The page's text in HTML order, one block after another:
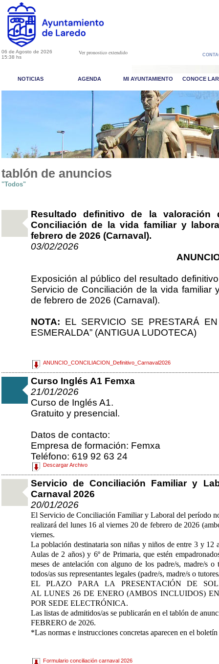
06 de Agosto de 2026
15:38 hs
Ver pronostico extendido
NOTICIAS AGENDA MI AYUNTAMIENTO CONOCE
tablón de anuncios
"Todos"
Resultado definitivo de la
Conciliación de la vida familiar y
febrero de 2026 (Carnaval).
03/02/2026
Exposición al público del resultado
Servicio de Conciliación de la vida familiar
de febrero de 2026 (Carnaval).
NOTA: EL SERVICIO SE PRESTARÁ
ESMERALDA” (ANTIGUA LUDOTECA)
ANUNCIO_CONCILIACION_Definitivo_Carnaval2026
Curso Inglés A1 Femxa
21/01/2026
Curso de Inglés A1.
Gratuito y presencial.
Datos de contacto:
Empresa de formación: Femxa
Teléfono: 619 92 63 24
Descargar Archivo
Servicio de Conciliación Familiar y
Carnaval 2026
20/01/2026
El Servicio de Conciliación Familiar y Laboral del período
realizará del lunes 16 al viernes 20 de febrero de 2026
viernes.
La población destinataria son niñas y niños de entre 3 y 12
Aulas de 2 años) y 6º de Primaria, que estén
meses de antelación con alguno de los padre/s, madre/s o
todos/as sus representantes legales (padre/s, madre/s o
EL PLAZO PARA LA PRESENTACIÓN DE
ALLUNES 26 DE ENERO (AMBOS INCLUIDOS)
POR SEDE ELECTRÓNICA.
Las listas de admitidos/as se publicarán en el tablón de
FEBRERO de 2026.
*Las normas e instrucciones concretas aparecen en el
Formulario conciliación carnaval 2026